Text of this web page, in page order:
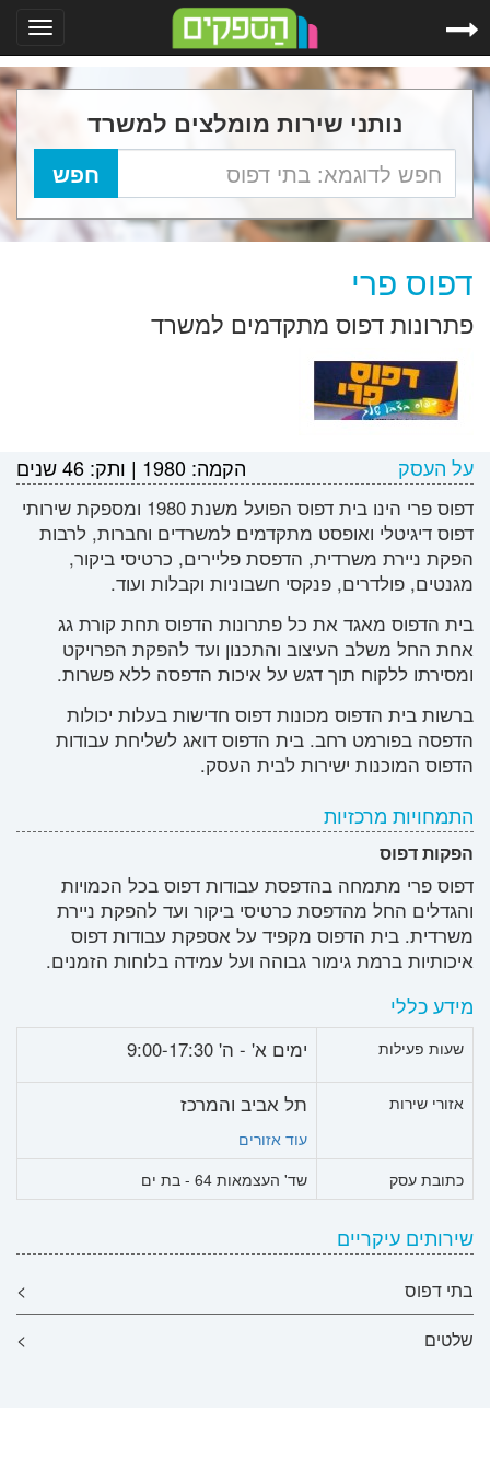
נותני שירות מומלצים למשרד
דפוס פרי
פתרונות דפוס מתקדמים למשרד
על העסק הקמה: 1980
| ותק: 46 שנים
דפוס פרי הינו בית דפוס הפועל משנת 1980 ומספקת שירותי
דפוס דיגיטלי ואופסט מתקדמים למשרדים וחברות, לרבות
הפקת ניירת משרדית, הדפסת פליירים, כרטיסי ביקור,
מגנטים, פולדרים, פנקסי חשבוניות וקבלות ועוד.
בית הדפוס מאגד את כל פתרונות הדפוס תחת קורת גג
אחת החל משלב העיצוב והתכנון ועד להפקת הפרויקט
ומסירתו ללקוח תוך דגש על איכות הדפסה ללא פשרות.
ברשות בית הדפוס מכונות דפוס חדישות בעלות יכולות
הדפסה בפורמט רחב. בית הדפוס דואג לשליחת עבודות
הדפוס המוכנות ישירות לבית העסק.
התמחויות מרכזיות
הפקות דפוס
דפוס פרי מתמחה בהדפסת עבודות דפוס בכל הכמויות
והגדלים החל מהדפסת כרטיסי ביקור ועד להפקת ניירת
משרדית. בית הדפוס מקפיד על אספקת עבודות דפוס
איכותיות ברמת גימור גבוהה ועל עמידה בלוחות הזמנים.
מידע כללי
שעות פעילות ימים א' - ה' 9:00-17:30
אזורי שירות תל אביב והמרכז
עוד אזורים
כתובת עסק
שד' העצמאות 64 - בת ים
שירותים עיקריים
בתי דפוס
>
שלטים
>